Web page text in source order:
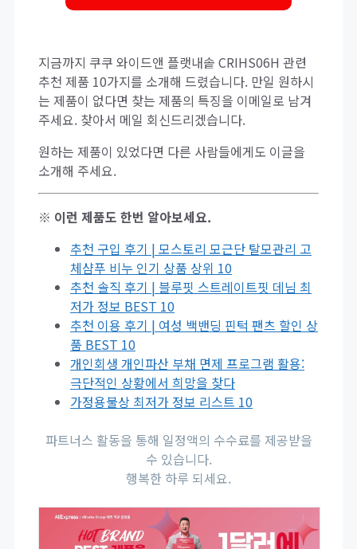
지금까지 쿠쿠 와이드앤 플랫내솥 CRIHS06H 관련
추천 제품 10가지를 소개해 드렸습니다. 만일 원하시
는 제품이 없다면 찾는 제품의 특징을 이메일로 남겨
주세요. 찾아서 메일 회신드리겠습니다.
원하는 제품이 있었다면 다른 사람들에게도 이글을
소개해 주세요.
※ 이런 제품도 한번 알아보세요.
추천 구입 후기 | 모스토리 모근단 탈모관리 고
체샴푸 비누 인기 상품 상위 10
추천 솔직 후기 | 블루핏 스트레이트핏 데님 최
저가 정보 BEST 10
추천 이용 후기 | 여성 백밴딩 핀턱 팬츠 할인 상
품 BEST 10
개인회생 개인파산 부채 면제 프로그램 활용:
극단적인 상황에서 희망을 찾다
가정용불상 최저가 정보 리스트 10
파트너스 활동을 통해 일정액의 수수료를 제공받을
수 있습니다.
행복한 하루 되세요.